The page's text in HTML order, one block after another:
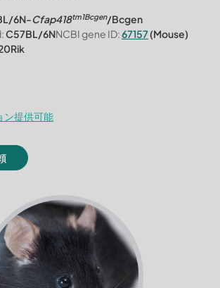
6N-Cfap418tm1Bcgen/Bcgen
C57BL/6NNCBI gene ID:67157(Mouse)
ン提供可能